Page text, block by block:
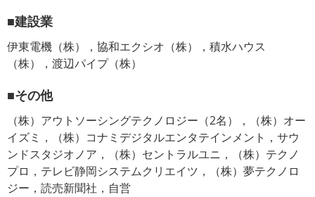
■建設業
伊東電機（株），協和エクシオ（株），積水ハウス
（株），渡辺パイプ（株）
■その他
（株）アウトソーシングテクノロジー（2名），（株）オー
イズミ，（株）コナミデジタルエンタテインメント，サウ
ンドスタジオノア，（株）セントラルユニ，（株）テクノ
プロ，テレビ静岡システムクリエイツ，（株）夢テクノロ
ジー，読売新聞社，自営